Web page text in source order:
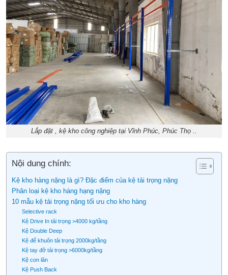
Lắp đặt , kệ kho công nghiệp tại Vĩnh Phúc, Phúc Thọ ..
Nội dung chính:
Kệ kho hàng nặng là gì? Đặc điểm của kệ tải trọng nặng
Phân loại kệ kho hàng hạng nặng
10 mẫu kệ tải trọng nặng tối ưu cho kho hàng
Selective rack
Kệ Drive In tải trọng >4000 kg/tầng
Kệ Double Deep
Kệ để khuôn tải trọng 2000kg/tầng
Kệ tay đỡ tải trọng >6000kg/tầng
Kệ con lăn
Kệ Push Back